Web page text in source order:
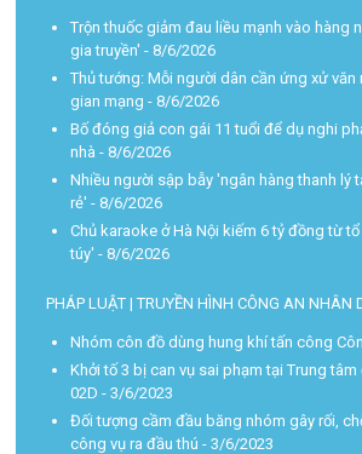
Trộn thuốc giảm đau liều mạnh vào hàng
gia truyền' - 8/6/2026
Thủ tướng: Mỗi người dân cần ứng xử văn
gian mạng - 8/6/2026
Bố đóng giả con gái 11 tuổi để dụ nghi
nhà - 8/6/2026
Nhiều người sập bẫy 'ngân hàng thanh lý
rẻ' - 8/6/2026
Chủ karaoke ở Hà Nội kiếm 6 tỷ đồng từ
túy' - 8/6/2026
PHÁP LUẬT | TRUYỀN HÌNH CÔNG AN NHÂN
Nhóm côn đồ dùng hung khí tấn công
Khởi tố 3 bị can vụ sai phạm tại Trung
02D - 3/6/2023
Đối tượng cầm đầu băng nhóm gây rối,
công vụ ra đầu thú - 3/6/2023